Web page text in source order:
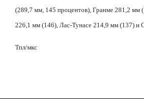
(289,7 мм, 145 процентов), Гранме 281,2 мм
226,1 мм (146), Лас-Тунасе 214,9 мм (137) и
Тпл/мкс